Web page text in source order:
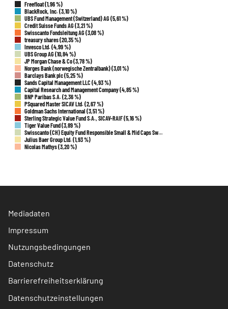
Freefloat (1,96 %)
BlackRock, Inc. (3,10 %)
UBS Fund Management (Switzerland) AG (5,61 %)
Credit Suisse Funds AG (3,21 %)
Swisscanto Fondsleitung AG (3,08 %)
treasury shares (20,35 %)
Invesco Ltd. (4,99 %)
UBS Group AG (10,84 %)
JP Morgan Chase & Co (3,78 %)
Norges Bank (norwegische Zentralbank) (3,01 %)
Barclays Bank plc (5,25 %)
Sands Capital Management LLC (4,93 %)
Capital Research and Management Company (4,85 %)
BNP Paribas S.A. (2,36 %)
PSquared Master SICAV Ltd. (2,67 %)
Goldman Sachs International (3,51 %)
Sterling Strategic Value Fund S.A., SICAV-RAIF (5,16 %)
Tiger Value Fund (3,89 %)
Swisscanto (CH) Equity Fund Responsible Small & Mid Caps Sw…
Julius Baer Group Ltd. (1,93 %)
Nicolas Mathys (3,20 %)
Mediadaten
Impressum
Nutzungsbedingungen
Datenschutz
Barrierefreiheitserklärung
Datenschutzeinstellungen